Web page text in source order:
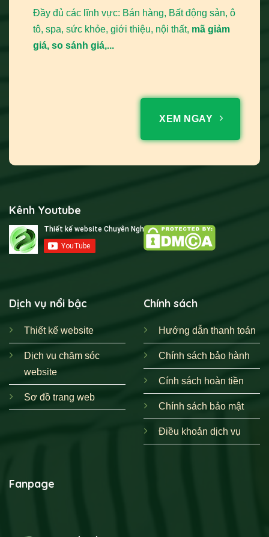
Đầy đủ các lĩnh vực: Bán hàng, Bất động sản, ô
tô, spa, sức khỏe, giới thiệu, nội thất, mã giảm
giá, so sánh giá,...
XEM NGAY
Kênh Youtube
Dịch vụ nổi bậc
Thiết kế website
Dịch vụ chăm sóc
website
Sơ đồ trang web
Chính sách
Hướng dẫn thanh toán
Chính sách bảo hành
Cính sách hoàn tiền
Chính sách bảo mật
Điều khoản dịch vụ
Fanpage